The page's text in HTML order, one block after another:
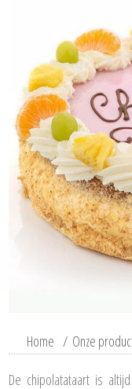
Home / Onze
De chipolatataart is